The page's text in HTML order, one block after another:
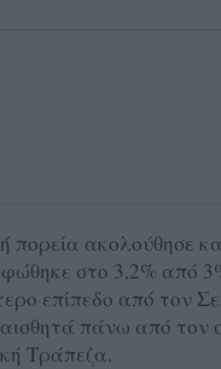
πορεία ακολούθησε
στο 3,2% από
επίπεδο από τον
αισθητά πάνω από τον
Τράπεζα.